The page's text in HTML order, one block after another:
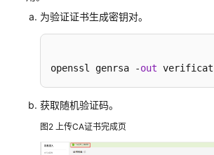
证
组
发
放
为验证证书生成密钥对。
openssl genrsa -out
获取随机验证码。
图2 上传CA证书完成页